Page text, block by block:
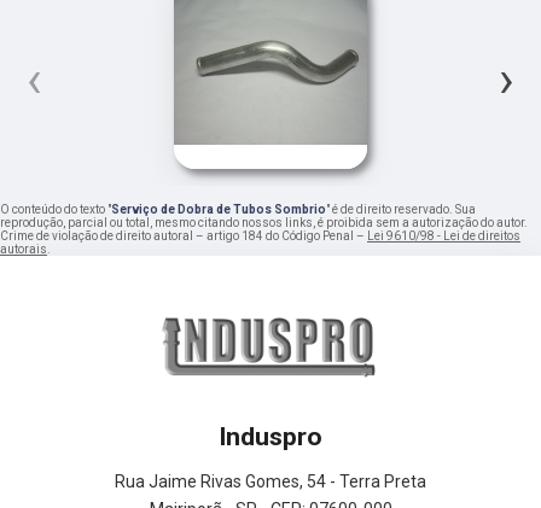
‹ ›
O conteúdo do texto "Serviço de Dobra de Tubos Sombrio" é de direito reservado. Sua
reprodução, parcial ou total, mesmo citando nossos links, é proibida sem a autorização do autor.
Crime de violação de direito autoral – artigo 184 do Código Penal – Lei 9610/98 - Lei de direitos
autorais.
Induspro
Rua Jaime Rivas Gomes, 54 - Terra Preta